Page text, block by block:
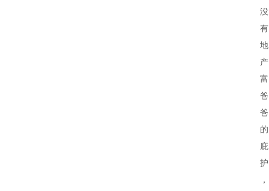
没
有
地
产
富
爸
爸
的
庇
护
，